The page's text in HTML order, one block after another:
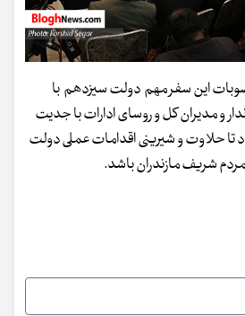
این سفر مهم دولت سیزدهم با
و مدیران کل و روسای ادارات با جدیت
تا حلاوت و شیرینی اقدامات عملی دولت
مردم شریف مازندران باشد.